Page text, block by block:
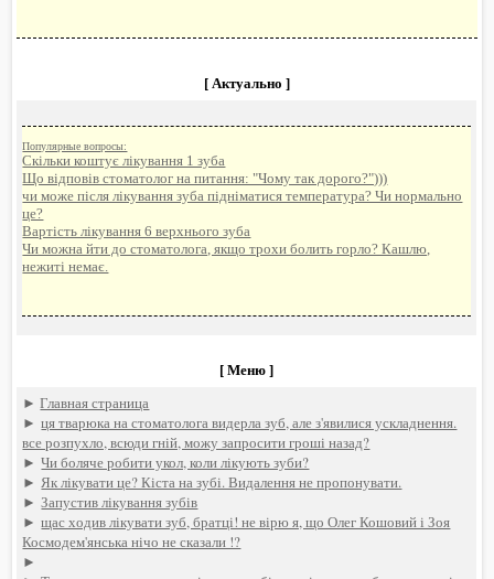
[ Актуально ]
Популярные вопросы:
Скільки коштує лікування 1 зуба
Що відповів стоматолог на питання: "Чому так дорого?")))
чи може після лікування зуба підніматися температура? Чи нормально
це?
Вартість лікування 6 верхнього зуба
Чи можна йти до стоматолога, якщо трохи болить горло? Кашлю,
нежиті немає.
[ Меню ]
►Главная страница
►ця тварюка на стоматолога видерла зуб, але з'явилися ускладнення.
все розпухло, всюди гній, можу запросити гроші назад?
►Чи боляче робити укол, коли лікують зуби?
►Як лікувати це? Кіста на зубі. Видалення не пропонувати.
►Запустив лікування зубів
►щас ходив лікувати зуб, братці! не вірю я, що Олег Кошовий і Зоя
Космодем'янська нічо не сказали !?
►